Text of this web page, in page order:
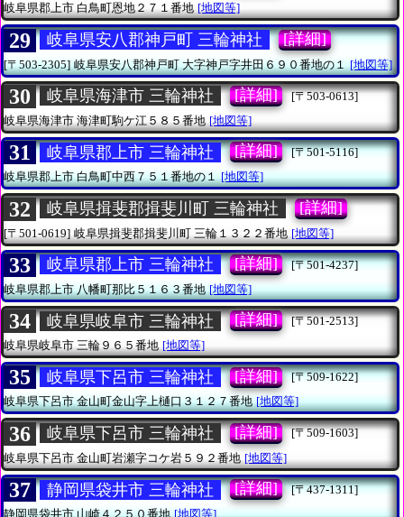
岐阜県郡上市白鳥町恩地２７１番地 [地図等]
29 岐阜県安八郡神戸町 三輪神社 [詳細]
[〒503-2305] 岐阜県安八郡神戸町大字神戸字井田６９０番地の１ [地図等]
30 岐阜県海津市 三輪神社 [詳細]
[〒503-0613]
岐阜県海津市 海津町駒ケ江５８５番地 [地図等]
31 岐阜県郡上市 三輪神社 [詳細]
[〒501-5116]
岐阜県郡上市白鳥町中西７５１番地の１ [地図等]
32 岐阜県揖斐郡揖斐川町 三輪神社 [詳細]
[〒501-0619] 岐阜県揖斐郡揖斐川町 三輪１３２２番地 [地図等]
33 岐阜県郡上市 三輪神社 [詳細]
[〒501-4237]
岐阜県郡上市八幡町那比５１６３番地 [地図等]
34 岐阜県岐阜市 三輪神社 [詳細]
[〒501-2513]
岐阜県岐阜市三輪９６５番地 [地図等]
35 岐阜県下呂市 三輪神社 [詳細]
[〒509-1622]
岐阜県下呂市金山町金山字上樋口３１２７番地 [地図等]
36 岐阜県下呂市 三輪神社 [詳細]
[〒509-1603]
岐阜県下呂市 金山町岩瀬字コケ岩５９２番地 [地図等]
37 静岡県袋井市 三輪神社 [詳細]
[〒437-1311]
静岡県袋井市山崎４２５０番地 [地図等]